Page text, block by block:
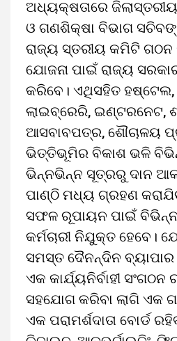
ଅଧ୍ୟକ୍ଷତାରେ
ଓ ଗଣଶିକ୍ଷା ବିଭାଗ
ରାଜ୍ୟ ସ୍ତରୀୟ କମିଟି ଗଠନ
ଯୋଜନା ପାଇଁ ରାଜ୍ୟ
କରିବେ। ଏଥିସହିତ ହଷ୍ଟେଲ,
ଲାଇବ୍ରେରି, ଇଣ୍ଟରନେଟ,
ଆସବାବପତ୍ର, ଶୌଚାଳୟ
ଭିତ୍ତିଭୂମିର ବିକାଶ ଭଳି
ଭିନ୍ନଭିନ୍ନ ସୂତ୍ରରୁ ଦାନ
ପାଣ୍ଠି ମଧ୍ୟ ଗ୍ରହଣ
ସଫଳ ରୂପାୟନ ପାଇଁ ବିଭିନ୍ନ
କର୍ମଚାରୀ ନିଯୁକ୍ତ ହେବେ।
ସମସ୍ତ ଦୈନନ୍ଦିନ ବ୍ୟାପାର
ଏକ କାର୍ଯ୍ୟନିର୍ବାହୀ ସଂଗଠନ
ସହଯୋଗ କରିବା ଲାଗି ଏକ
ଏକ ପରାମର୍ଶଦାତା ବୋର୍ଡ